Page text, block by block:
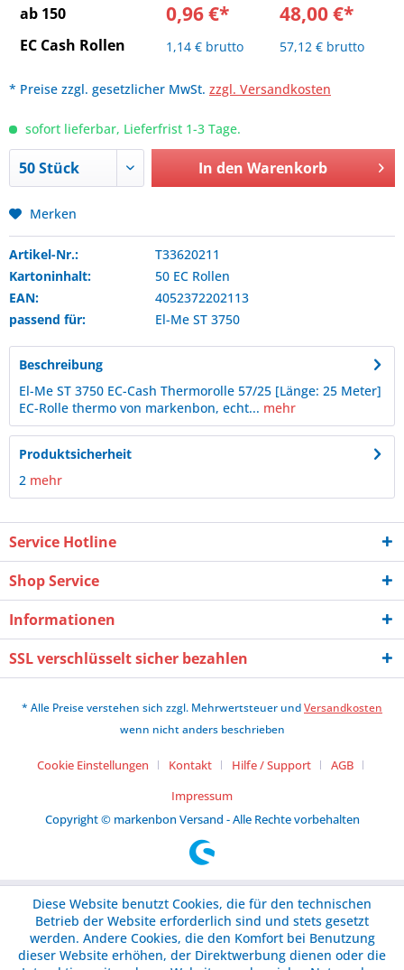
ab 150
EC Cash Rollen
0,96 €*
1,14 € brutto
48,00 €*
57,12 € brutto
* Preise zzgl. gesetzlicher MwSt. zzgl. Versandkosten
sofort lieferbar, Lieferfrist 1-3 Tage.
In den Warenkorb
Merken
Artikel-Nr.:
T33620211
Kartoninhalt:
50 EC Rollen
EAN:
4052372202113
passend für:
El-Me ST 3750
Beschreibung
El-Me ST 3750 EC-Cash Thermorolle 57/25 [Länge: 25 Meter]
EC-Rolle thermo von markenbon, echt... mehr
Produktsicherheit
2 mehr
Service Hotline
Shop Service
Informationen
SSL verschlüsselt sicher bezahlen
* Alle Preise verstehen sich zzgl. Mehrwertsteuer undVersandkosten
wenn nicht anders beschrieben
Cookie Einstellungen Kontakt Hilfe / Support
AGB
Impressum
Copyright © markenbon Versand - Alle Rechte vorbehalten
Diese Website benutzt Cookies, die für den technischen
Betrieb der Website erforderlich sind und stets gesetzt
werden. Andere Cookies, die den Komfort bei Benutzung
dieser Website erhöhen, der Direktwerbung dienen oder die